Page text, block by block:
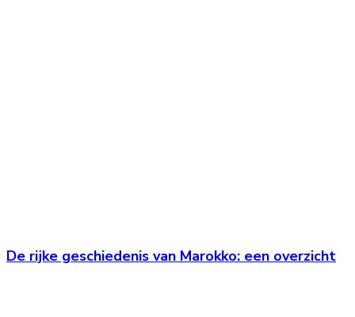
De rijke geschiedenis van Marokko: een overzicht